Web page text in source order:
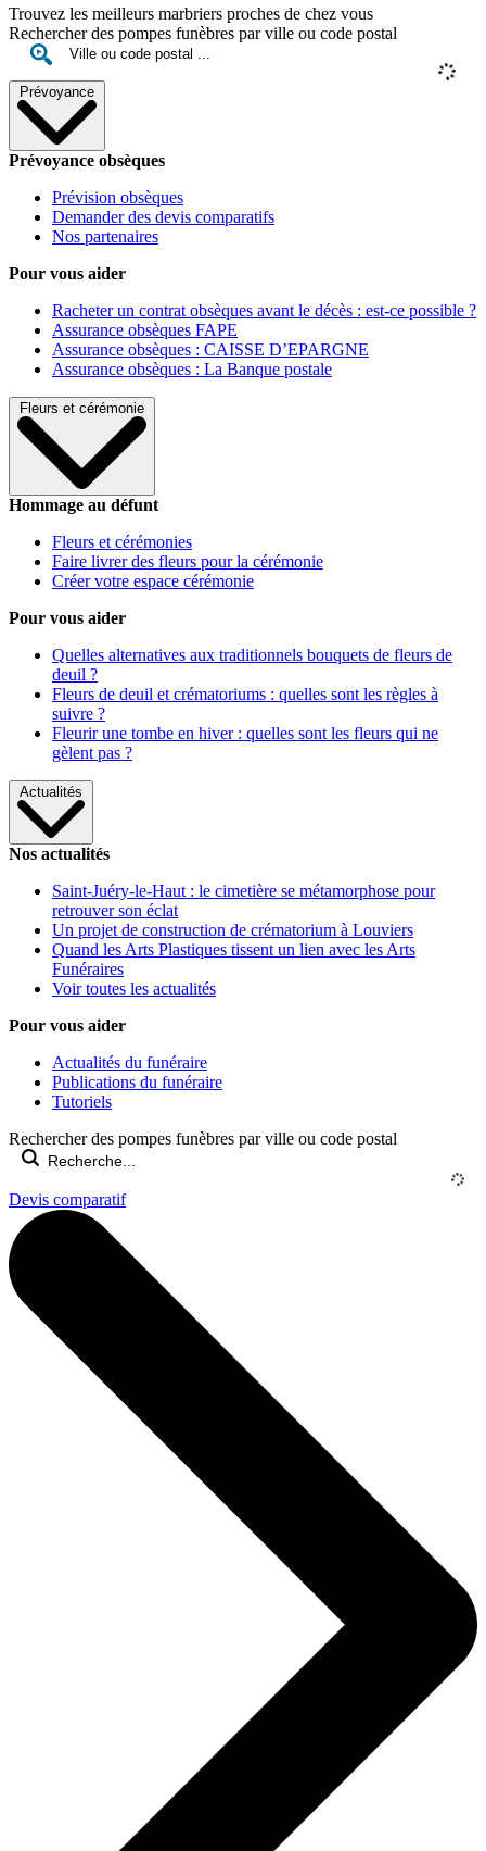
Trouvez les meilleurs marbriers proches de chez vous
Rechercher des pompes funèbres par ville ou code postal
Prévoyance
Prévoyance obsèques
Prévision obsèques
Demander des devis comparatifs
Nos partenaires
Pour vous aider
Racheter un contrat obsèques avant le décès : est-ce possible ?
Assurance obsèques FAPE
Assurance obsèques : CAISSE D’EPARGNE
Assurance obsèques : La Banque postale
Fleurs et cérémonie
Hommage au défunt
Fleurs et cérémonies
Faire livrer des fleurs pour la cérémonie
Créer votre espace cérémonie
Pour vous aider
Quelles alternatives aux traditionnels bouquets de fleurs de
deuil ?
Fleurs de deuil et crématoriums : quelles sont les règles à
suivre ?
Fleurir une tombe en hiver : quelles sont les fleurs qui ne
gèlent pas ?
Actualités
Nos actualités
Saint-Juéry-le-Haut : le cimetière se métamorphose pour
retrouver son éclat
Un projet de construction de crématorium à Louviers
Quand les Arts Plastiques tissent un lien avec les Arts
Funéraires
Voir toutes les actualités
Pour vous aider
Actualités du funéraire
Publications du funéraire
Tutoriels
Rechercher des pompes funèbres par ville ou code postal
Devis comparatif